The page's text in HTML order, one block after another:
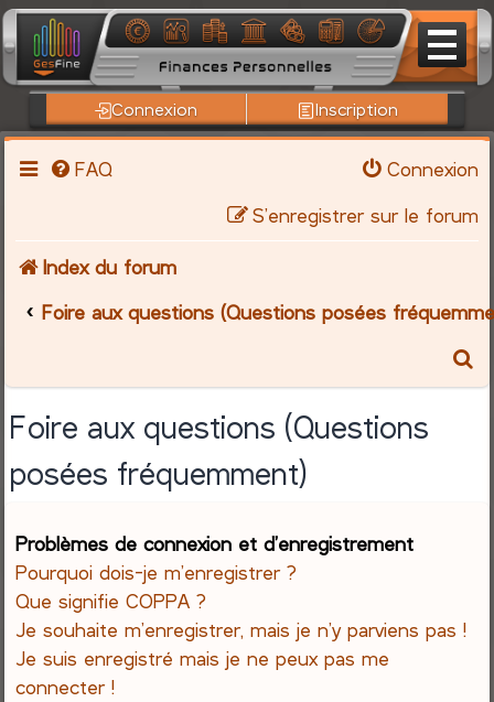
Connexion Inscription
FAQ
Connexion
S’enregistrer sur le forum
Index du forum
Foire aux questions (Questions posées
Foire aux questions (Questions
posées fréquemment)
Problèmes de connexion et d’enregistrement
Pourquoi dois-je m’enregistrer ?
Que signifie COPPA ?
Je souhaite m’enregistrer, mais je n’y parviens pas !
Je suis enregistré mais je ne peux pas me
connecter !